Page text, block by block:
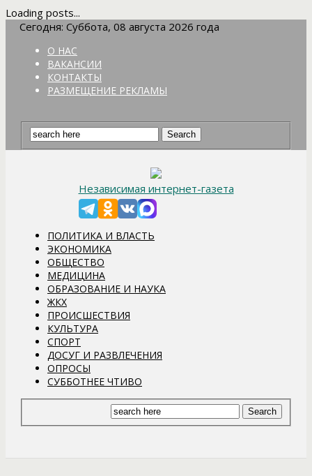
Loading posts...
Сегодня: Суббота, 08 августа 2026 года
О НАС
ВАКАНСИИ
КОНТАКТЫ
РАЗМЕЩЕНИЕ РЕКЛАМЫ
Независимая интернет-газета
ПОЛИТИКА И ВЛАСТЬ
ЭКОНОМИКА
ОБЩЕСТВО
МЕДИЦИНА
ОБРАЗОВАНИЕ И НАУКА
ЖКХ
ПРОИСШЕСТВИЯ
КУЛЬТУРА
СПОРТ
ДОСУГ И РАЗВЛЕЧЕНИЯ
ОПРОСЫ
СУББОТНЕЕ ЧТИВО